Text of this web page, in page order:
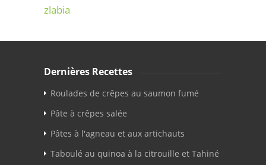
zlabia
Dernières Recettes
Roulades de crêpes au saumon fumé
Pâte à crêpes salée
Pâtes à l'agneau et aux artichauts
Taboulé au quinoa à la citrouille et Tahiné